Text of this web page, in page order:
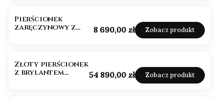
Pierścionek
zaręczynowy z
Cena
8 690,00 zł Zobacz produkt
Złoty pierścionek
z brylantem
Cena
54 890,00 zł Zobacz produkt